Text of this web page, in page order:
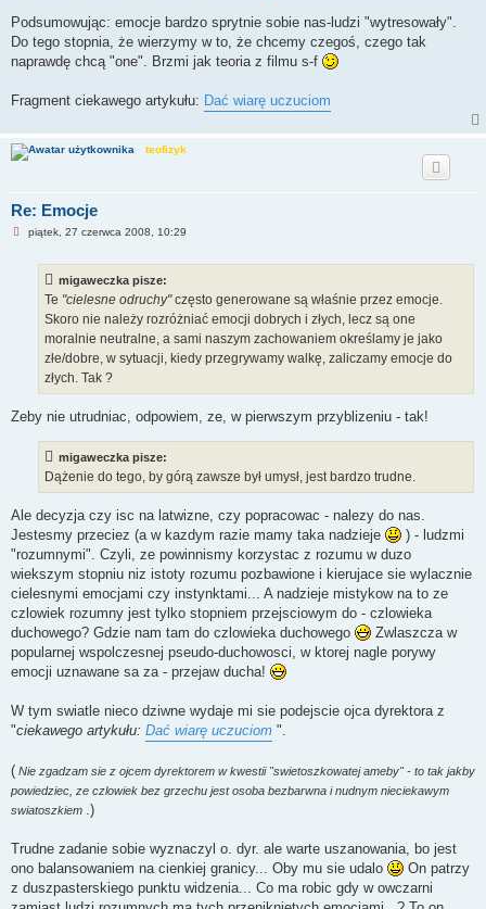
Podsumowując: emocje bardzo sprytnie sobie nas-ludzi "wytresowały".
Do tego stopnia, że wierzymy w to, że chcemy czegoś, czego tak
naprawdę chcą "one". Brzmi jak teoria z filmu s-f
Fragment ciekawego artykułu: Dać wiarę uczuciom
teofizyk
Re: Emocje
N
p
piątek, 27 czerwca 2008, 10:29
migaweczka pisze:
Te "cielesne odruchy"często generowane są właśnie przez emocje.
Skoro nie należy rozróżniać emocji dobrych i złych, lecz są one
moralnie neutralne, a sami naszym zachowaniem określamy je jako
złe/dobre, w sytuacji, kiedy przegrywamy walkę, zaliczamy emocje do
złych. Tak ?
Zeby nie utrudniac, odpowiem, ze, w pierwszym przyblizeniu - tak!
migaweczka pisze:
Dążenie do tego, by górą zawsze był umysł, jest bardzo trudne.
Ale decyzja czy isc na latwizne, czy popracowac - nalezy do nas.
Jestesmy przeciez (a w kazdym razie mamy taka nadzieje
) - ludzmi
"rozumnymi". Czyli, ze powinnismy korzystac z rozumu w duzo
wiekszym stopniu niz istoty rozumu pozbawione i kierujace sie wylacznie
cielesnymi emocjami czy instynktami... A nadzieje mistykow na to ze
czlowiek rozumny jest tylko stopniem przejsciowym do - czlowieka
duchowego? Gdzie nam tam do czlowieka duchowego
Zwlaszcza w
popularnej wspolczesnej pseudo-duchowosci, w ktorej nagle porywy
emocji uznawane sa za - przejaw ducha!
W tym swiatle nieco dziwne wydaje mi sie podejscie ojca dyrektora z
"ciekawego artykułu: Dać wiarę uczuciom ".
( Nie zgadzam sie z ojcem dyrektorem w kwestii "swietoszkowatej ameby" - to tak jakby
powiedziec, ze czlowiek bez grzechu jest osoba bezbarwna i nudnym nieciekawym
swiatoszkiem .)
Trudne zadanie sobie wyznaczyl o. dyr. ale warte uszanowania, bo jest
ono balansowaniem na cienkiej granicy... Oby mu sie udalo
On patrzy
z duszpasterskiego punktu widzenia... Co ma robic gdy w owczarni